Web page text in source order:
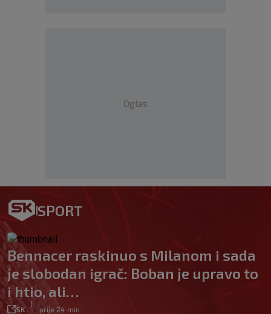
Oglas
SPORT
Bennacer raskinuo s Milanom i sada
je slobodan igrač: Boban je upravo to
i htio, ali…
SK prije 24 min.